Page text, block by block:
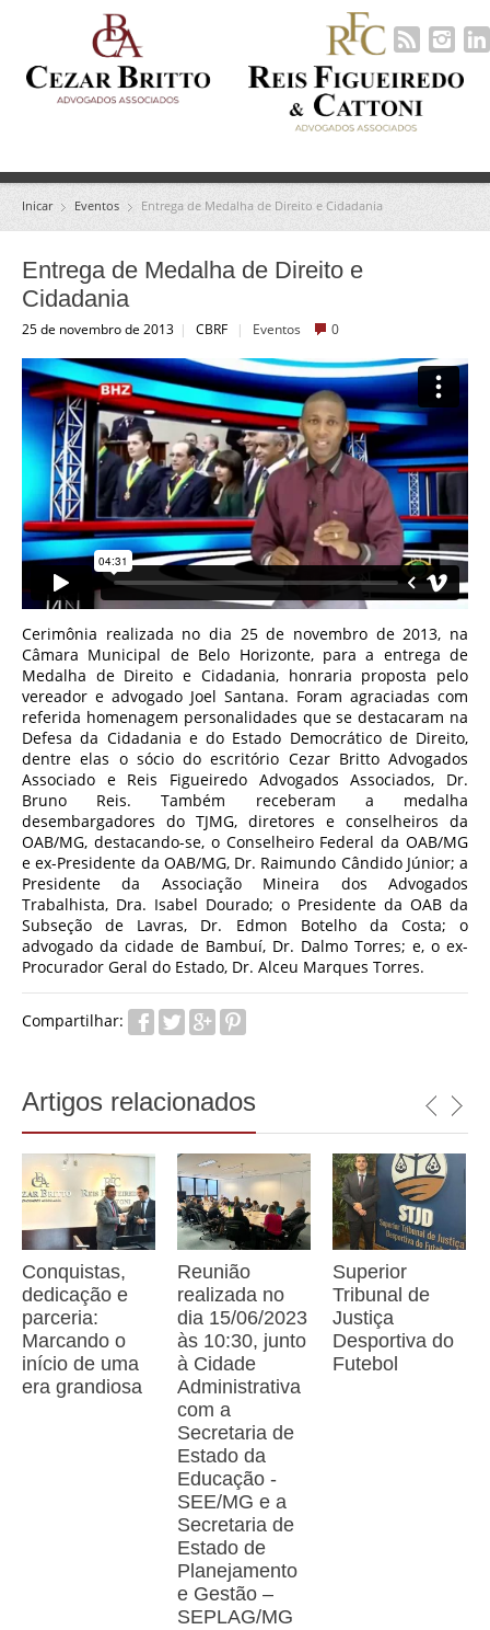
Inicar Eventos Entrega de Medalha de Direito e Cidadania
Entrega de Medalha de Direito e
Cidadania
25 de novembro de 2013 | CBRF | Eventos 0
Cerimônia realizada no dia 25 de novembro de 2013, na
Câmara Municipal de Belo Horizonte, para a entrega de
Medalha de Direito e Cidadania, honraria proposta pelo
vereador e advogado Joel Santana. Foram agraciadas com
referida homenagem personalidades que se destacaram na
Defesa da Cidadania e do Estado Democrático de Direito,
dentre elas o sócio do escritório Cezar Britto Advogados
Associado e Reis Figueiredo Advogados Associados, Dr.
Bruno Reis. Também receberam a medalha
desembargadores do TJMG, diretores e conselheiros da
OAB/MG, destacando-se, o Conselheiro Federal da OAB/MG
e ex-Presidente da OAB/MG, Dr. Raimundo Cândido Júnior; a
Presidente da Associação Mineira dos Advogados
Trabalhista, Dra. Isabel Dourado; o Presidente da OAB da
Subseção de Lavras, Dr. Edmon Botelho da Costa; o
advogado da cidade de Bambuí, Dr. Dalmo Torres; e, o ex-
Procurador Geral do Estado, Dr. Alceu Marques Torres.
Compartilhar:
Artigos relacionados
Conquistas,
dedicação e
parceria:
Marcando o
início de uma
era grandiosa
Reunião
realizada no
dia 15/06/2023
às 10:30, junto
à Cidade
Administrativa
com a
Secretaria de
Estado da
Educação -
SEE/MG e a
Secretaria de
Estado de
Planejamento
e Gestão –
SEPLAG/MG
Superior
Tribunal de
Justiça
Desportiva do
Futebol